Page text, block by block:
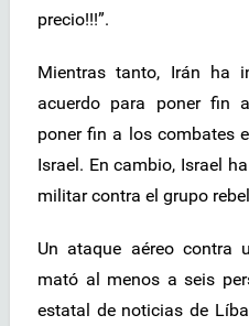
precio!!!”.
Mientras tanto, Irán ha
acuerdo para poner fin
poner fin a los combates
Israel. En cambio, Israel
militar contra el grupo
Un ataque aéreo contra
mató al menos a seis
estatal de noticias de